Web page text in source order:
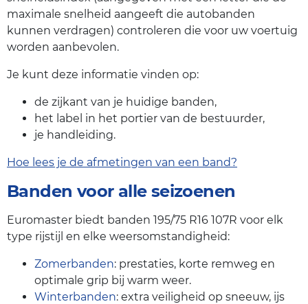
maximale snelheid aangeeft die autobanden
kunnen verdragen) controleren die voor uw voertuig
worden aanbevolen.
Je kunt deze informatie vinden op:
de zijkant van je huidige banden,
het label in het portier van de bestuurder,
je handleiding.
Hoe lees je de afmetingen van een band?
Banden voor alle seizoenen
Euromaster biedt banden 195/75 R16 107R voor elk
type rijstijl en elke weersomstandigheid:
Zomerbanden: prestaties, korte remweg en
optimale grip bij warm weer.
Winterbanden: extra veiligheid op sneeuw, ijs